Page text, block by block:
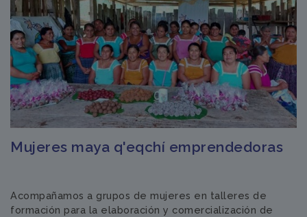
Mujeres maya q'eqchí emprendedoras
Acompañamos a grupos de mujeres en talleres de
formación para la elaboración y comercialización de